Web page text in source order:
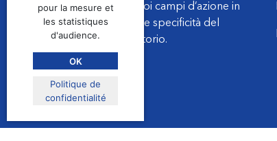
priorità e i suoi campi d’azione in
funzione delle specificità del
proprio territorio.
pour la mesure et
les statistiques
d'audience.
OK
Politique de
confidentialité